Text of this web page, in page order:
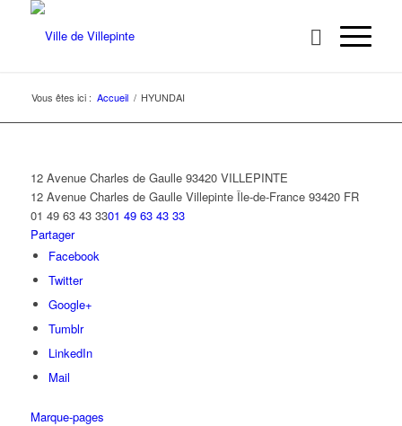
Vous êtes ici : Accueil / HYUNDAI
12 Avenue Charles de Gaulle 93420 VILLEPINTE
12 Avenue Charles de Gaulle Villepinte Île-de-France 93420 FR
01 49 63 43 3301 49 63 43 33
Partager
Facebook
Twitter
Google+
Tumblr
LinkedIn
Mail
Marque-pages